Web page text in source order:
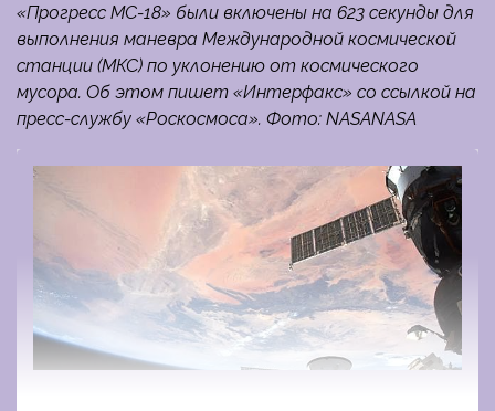
«Прогресс МС-18» были включены на 623 секунды для
выполнения маневра Международной космической
станции (МКС) по уклонению от космического
мусора. Об этом пишет «Интерфакс» со ссылкой на
пресс-службу «Роскосмоса». Фото: NASANASA